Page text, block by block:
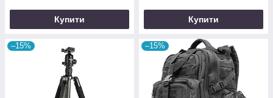
Купити Купити
–15% –15%